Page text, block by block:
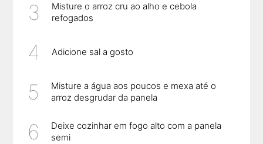
Misture o arroz cru ao alho e cebola
refogados
Adicione sal a gosto
Misture a água aos poucos e mexa até o
arroz desgrudar da panela
Deixe cozinhar em fogo alto com a panela
semi